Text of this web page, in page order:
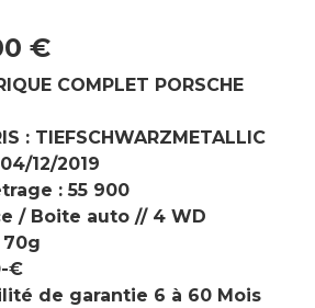
€
COMPLET PORSCHE
: TIEFSCHWARZMETALLIC
04/12/2019
: 55 900
/ Boite auto // 4 WD
€
de garantie 6 à 60 Mois